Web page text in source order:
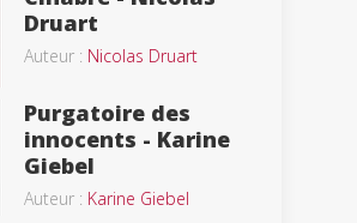
Druart
Auteur : Nicolas Druart
Purgatoire des
innocents - Karine
Giebel
Auteur : Karine Giebel